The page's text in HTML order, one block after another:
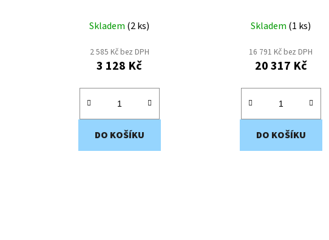
Skladem (2 ks)
2 585 Kč bez DPH
3 128 Kč
DO KOŠÍKU
Skladem (1 ks)
16 791 Kč bez DPH
20 317 Kč
DO KOŠÍKU